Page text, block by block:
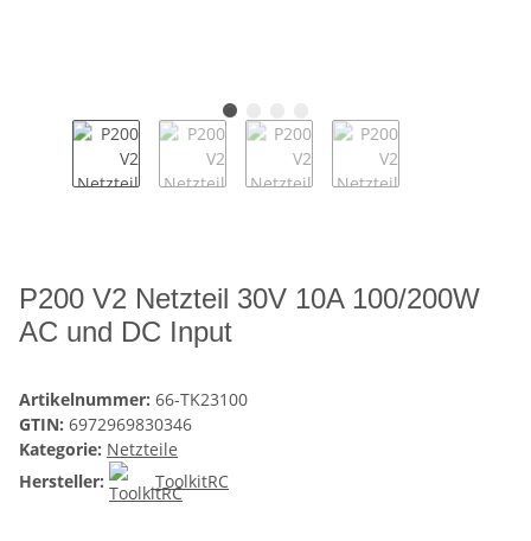
P200 V2 Netzteil 30V 10A 100/200W
AC und DC Input
Artikelnummer: 66-TK23100
GTIN: 6972969830346
Kategorie: Netzteile
Hersteller:
ToolkitRC